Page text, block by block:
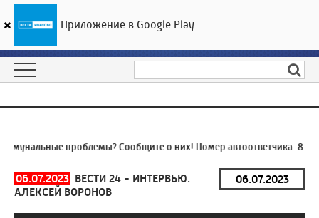
ГТРК «Ивтелерадио»
проблемы? Сообщите о них! Номер автоответчика:8
06.07.2023 ВЕСТИ 24 - ИНТЕРВЬЮ.
АЛЕКСЕЙ ВОРОНОВ
Приложение в Google Play